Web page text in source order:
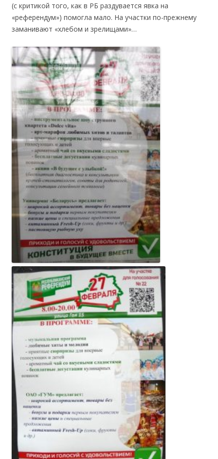
(c критикой того, как в РБ раздувается явка на
«референдум») помогла мало. На участки по-прежнему
заманивают «хлебом и зрелищами»…